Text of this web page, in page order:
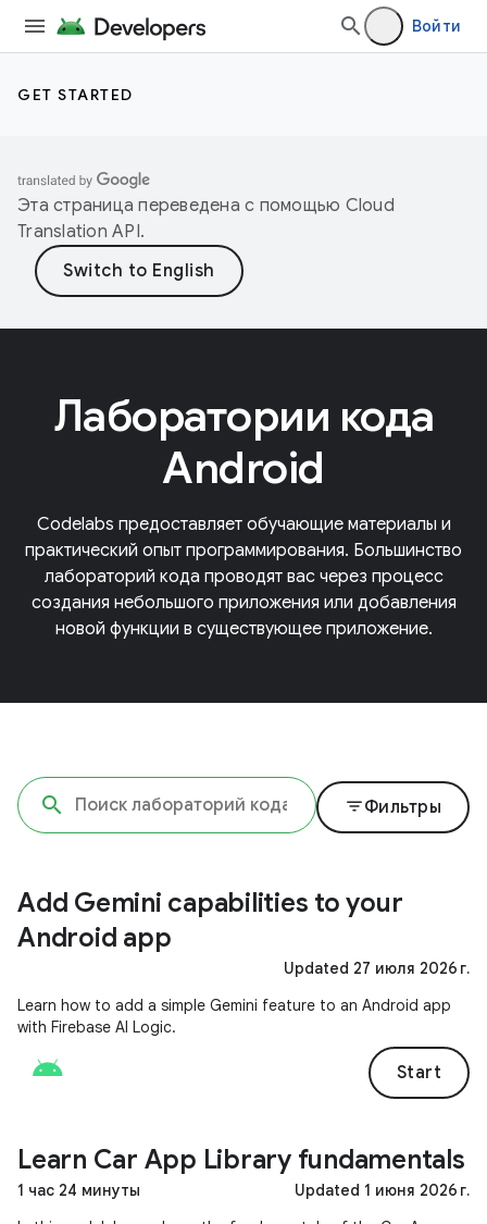
Войти
GET STARTED
Эта страница переведена с помощью Cloud
Translation API.
Лаборатории кода
Android
Codelabs предоставляет обучающие материалы и
практический опыт программирования. Большинство
лабораторий кода проводят вас через процесс
создания небольшого приложения или добавления
новой функции в существующее приложение.
filter_listФильтры
Add Gemini capabilities to your
Android app
Updated 27 июля 2026 г.
Learn how to add a simple Gemini feature to an Android app
with Firebase AI Logic.
Start
Learn Car App Library fundamentals
1 час 24 минуты
Updated 1 июня 2026 г.